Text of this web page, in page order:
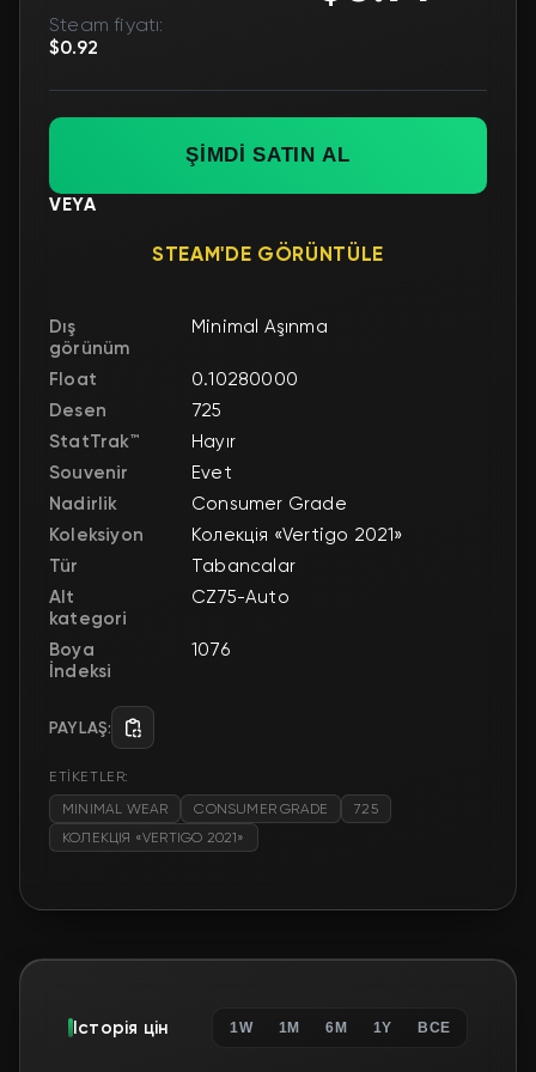
Steam fiyatı:
$0.92
ŞİMDİ SATIN AL
VEYA
STEAM'DE GÖRÜNTÜLE
Dış
görünüm
Minimal Aşınma
Float
0.10280000
Desen
725
StatTrak™
Hayır
Souvenir
Evet
Nadirlik
Consumer Grade
Koleksiyon
Колекція «Vertigo 2021»
Tür
Tabancalar
Alt
kategori
CZ75-Auto
Boya
İndeksi
1076
PAYLAŞ:
ETİKETLER:
MINIMAL WEAR
CONSUMER GRADE
725
КОЛЕКЦІЯ «VERTIGO 2021»
Історія цін 1W 1M 6M 1Y ВСЕ